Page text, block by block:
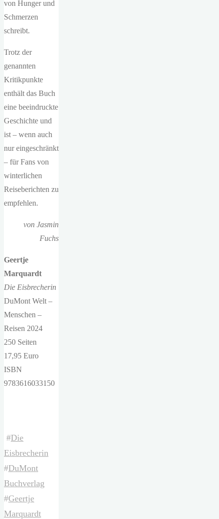
von Hunger und
Schmerzen
schreibt.
Trotz der
genannten
Kritikpunkte
enthält das Buch
eine beeindruckte
Geschichte und
ist – wenn auch
nur eingeschränkt
– für Fans von
winterlichen
Reiseberichten zu
empfehlen.
von Jasmin
Fuchs
Geertje
Marquardt
Die Eisbrecherin
DuMont Welt –
Menschen –
Reisen 2024
250 Seiten
17,95 Euro
ISBN
9783616033150
#Die
Eisbrecherin
#DuMont
Buchverlag
#Geertje
Marquardt